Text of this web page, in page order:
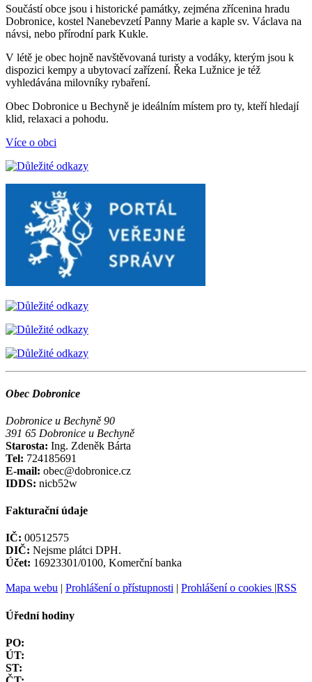
Součástí obce jsou i historické památky, zejména zřícenina hradu
Dobronice, kostel Nanebevzetí Panny Marie a kaple sv. Václava na
návsi, nebo přírodní park Kukle.
V létě je obec hojně navštěvovaná turisty a vodáky, kterým jsou k
dispozici kempy a ubytovací zařízení. Řeka Lužnice je též
vyhledávána milovníky rybaření.
Obec Dobronice u Bechyně je ideálním místem pro ty, kteří hledají
klid, relaxaci a pohodu.
Více o obci
Obec Dobronice
Dobronice u Bechyně 90
391 65 Dobronice u Bechyně
Starosta: Ing. Zdeněk Bárta
Tel: 724185691
E-mail: obec@dobronice.cz
IDDS: nicb52w
Fakturační údaje
IČ: 00512575
DIČ: Nejsme plátci DPH.
Účet: 16923301/0100, Komerční banka
Mapa webu | Prohlášení o přístupnosti | Prohlášení o cookies |RSS
Úřední hodiny
PO:
ÚT:
ST: